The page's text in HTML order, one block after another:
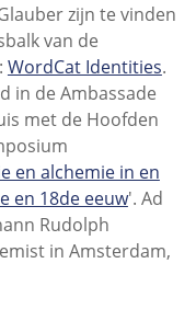
zijn te vinden
van de
WordCat Identities.
in de Ambassade
met de Hoofden
en alchemie in en
en 18de eeuw'. Ad
Rudolph
in Amsterdam,